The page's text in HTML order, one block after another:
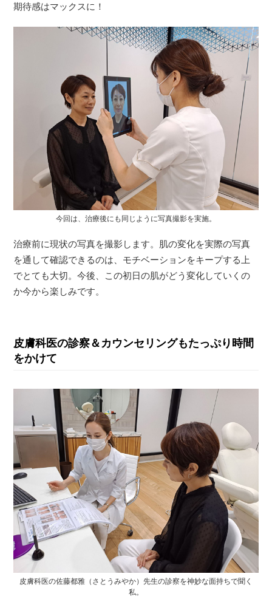
期待感はマックスに！
今回は、治療後にも同じように写真撮影を実施。
治療前に現状の写真を撮影します。肌の変化を実際の写真
を通して確認できるのは、モチベーションをキープする上
でとても大切。今後、この初日の肌がどう変化していくの
か今から楽しみです。
皮膚科医の診察＆カウンセリングもたっぷり時間
をかけて
皮膚科医の佐藤都雅（さとうみやか）先生の診察を神妙な面持ちで聞く
私。